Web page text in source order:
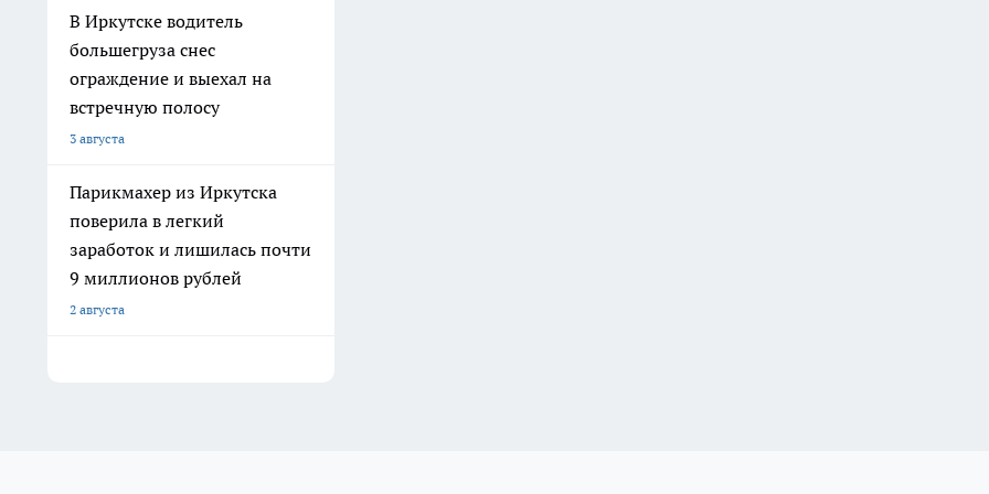
В Иркутске водитель
большегруза снес
ограждение и выехал на
встречную полосу
3 августа
Парикмахер из Иркутска
поверила в легкий
заработок и лишилась почти
9 миллионов рублей
2 августа